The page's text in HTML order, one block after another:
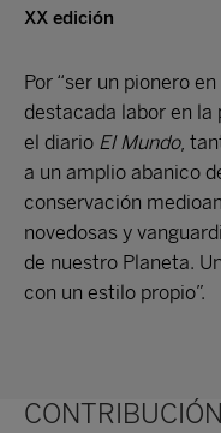
XX edición
Por “ser un pionero
destacada labor en la
el diario El Mundo,
a un amplio abanico
conservación
novedosas y
de nuestro Planeta.
con un estilo propio”.
CONTRIBUCIÓN